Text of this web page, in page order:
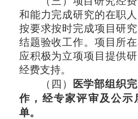
和能力完成研究的在职人
按要求按时完成项目研
结题验收工作。项目所在
应积极为立项项目提供
经费支持。
（四）
医学部组织
作，经专家评审及公示
单。